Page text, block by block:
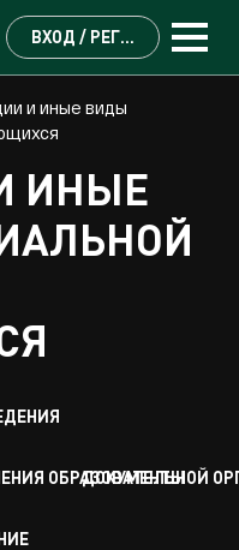
ВХОД / РЕГИСТРАЦИЯ
и иные виды
ИНЫЕ
ОБРАЗОВАТЕЛЬНОЙ
ДОКУМЕНТЫ